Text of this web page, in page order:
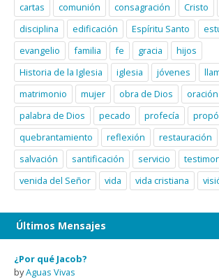
cartas
comunión consagración Cristo
disciplina
edificación Espíritu Santo
evangelio
familia fe gracia
hijos
Historia de la Iglesia
iglesia jóvenes
matrimonio
mujer obra de Dios
oración
palabra de Dios
pecado profecía
quebrantamiento
reflexión restauración
salvación
santificación servicio
venida del Señor
vida vida cristiana
Últimos Mensajes
¿Por qué Jacob?
byAguas Vivas